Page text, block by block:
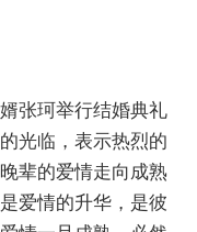
张珂举行结婚典礼
光临，表示热烈的
辈的爱情走向成熟
爱情的升华，是彼